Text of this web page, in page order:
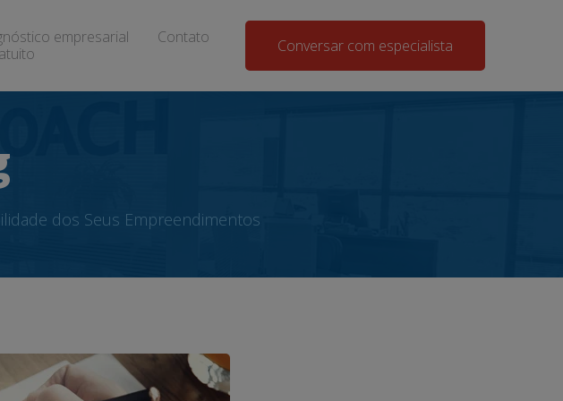
empresarial
Contato Conversar com especialista
dos Seus Empreendimentos